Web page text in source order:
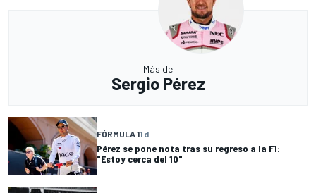
Más de
Sergio Pérez
FÓRMULA 11 d
Pérez se pone nota tras su regreso a la F1:
"Estoy cerca del 10"